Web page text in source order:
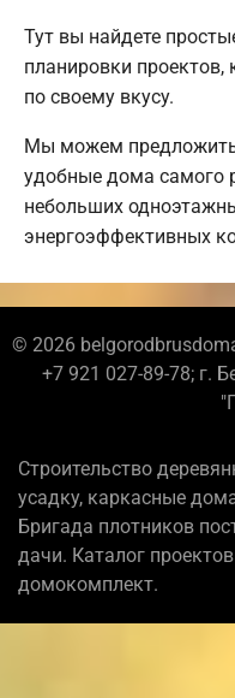
Тут вы найдете
планировки
по своему вкусу.
Мы можем
удобные дома самого
небольших
энергоэффективных
© 2026
+7 921 027-89-78; г.
Строительство
усадку, каркасные
Бригада плотников
дачи. Каталог
домокомплект.